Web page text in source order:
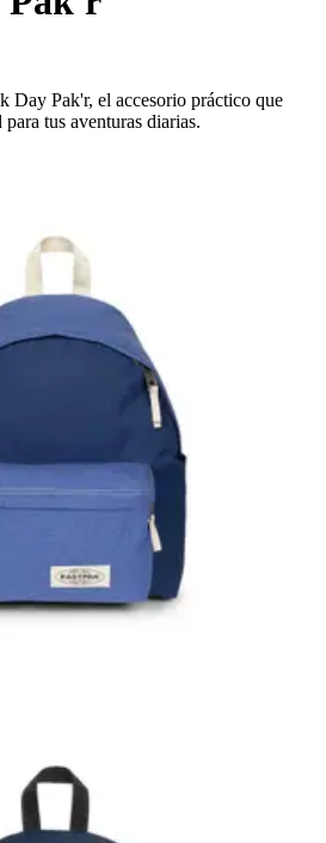
Day Pak'r, el accesorio práctico que
tus aventuras diarias.